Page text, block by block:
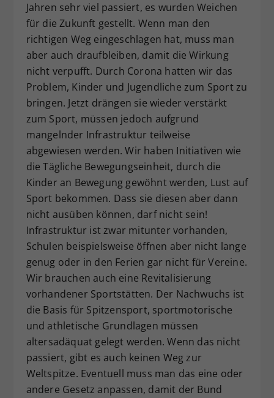
Jahren sehr viel passiert, es wurden Weichen
für die Zukunft gestellt. Wenn man den
richtigen Weg eingeschlagen hat, muss man
aber auch draufbleiben, damit die Wirkung
nicht verpufft. Durch Corona hatten wir das
Problem, Kinder und Jugendliche zum Sport zu
bringen. Jetzt drängen sie wieder verstärkt
zum Sport, müssen jedoch aufgrund
mangelnder Infrastruktur teilweise
abgewiesen werden. Wir haben Initiativen wie
die Tägliche Bewegungseinheit, durch die
Kinder an Bewegung gewöhnt werden, Lust auf
Sport bekommen. Dass sie diesen aber dann
nicht ausüben können, darf nicht sein!
Infrastruktur ist zwar mitunter vorhanden,
Schulen beispielsweise öffnen aber nicht lange
genug oder in den Ferien gar nicht für Vereine.
Wir brauchen auch eine Revitalisierung
vorhandener Sportstätten. Der Nachwuchs ist
die Basis für Spitzensport, sportmotorische
und athletische Grundlagen müssen
altersadäquat gelegt werden. Wenn das nicht
passiert, gibt es auch keinen Weg zur
Weltspitze. Eventuell muss man das eine oder
andere Gesetz anpassen, damit der Bund